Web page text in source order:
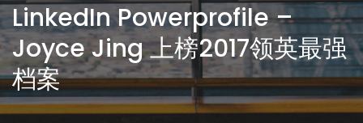
LinkedIn Powerprofile –
Joyce Jing 上榜2017领英最强
档案